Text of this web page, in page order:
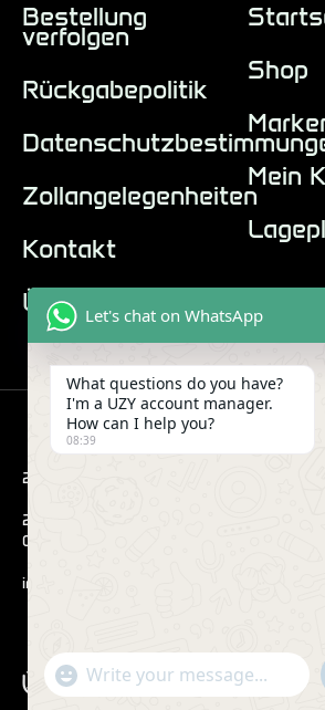
Bestellung
verfolgen
Rückgabepolitik
Zollangelegenheiten
Kontakt
Über uns
Shop
Mein
2022 Hub. Alle Bilder sind nur für
290 Maryam Springs 260,
Courbevoie, Paris, Frankreich
info@uzyvape.com
Diese Website verwendet
Erlebnis zu verbessern.
Let's chat on WhatsApp
What questions do you have?
I'm a UZY account manager.
How can I help you?
08:39
WhatsApp
Message